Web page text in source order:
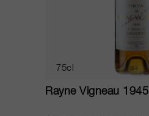
75cl
Rayne Vigneau 1945